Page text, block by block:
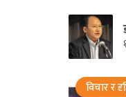
विचार र